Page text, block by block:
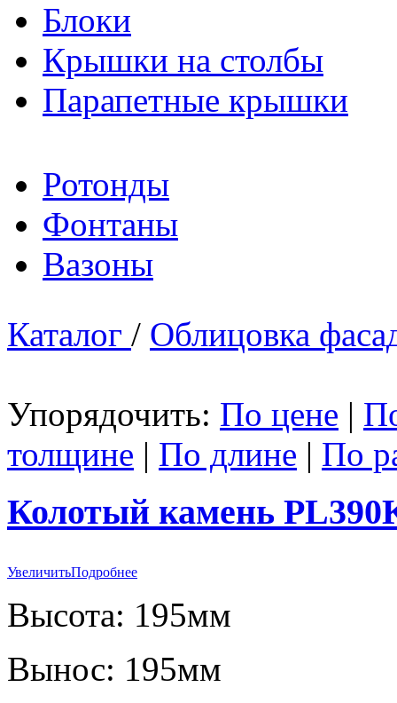
Блоки
Крышки на столбы
Парапетные крышки
Ротонды
Фонтаны
Вазоны
Каталог / Облицовка
Упорядочить: По цене |
толщине | По длине | По
Колотый камень
УвеличитьПодробнее
Высота: 195мм
Вынос: 195мм